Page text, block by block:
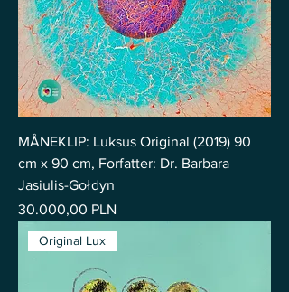
MÅNEKLIP: Luksus Original (2019) 90
cm x 90 cm, Forfatter: Dr. Barbara
Jasiulis-Gołdyn
Pris
30.000,00 PLN
Original Lux